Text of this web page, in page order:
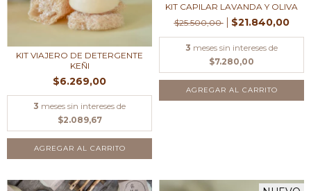
KIT VIAJERO DE DETERGENTE
KEÑI
$6.269,00
3 meses sin intereses de
$2.089,67
AGREGAR AL CARRITO
KIT CAPILAR LAVANDA Y OLIVA
$25.500,00
$21.840,00
3 meses sin intereses de
$7.280,00
AGREGAR AL CARRITO